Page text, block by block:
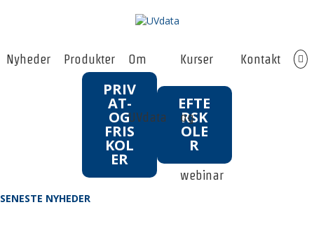
Nyheder Produkter Om
UVdata
Kurser
og
webinar
Kontakt
PRIV
AT-
OG
FRIS
KOL
ER
EFTE
RSK
OLE
R
SENESTE NYHEDER